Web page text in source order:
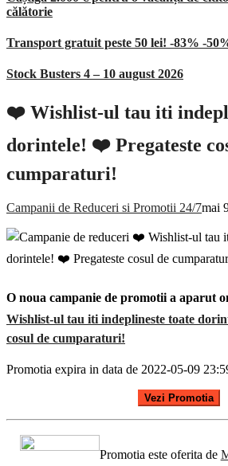
călătorie
Transport gratuit peste 50 lei! -83% -
Stock Busters 4 – 10 august 2026
❤️ Wishlist-ul tau iti
dorintele! ❤️ Pregateste
cumparaturi!
Campanii de Reduceri si Promotii 24/7mai
O noua campanie de promotii a aparut
Wishlist-ul tau iti indeplineste toate
cosul de cumparaturi!
Promotia expira in data de 2022-05-09
Vezi Promotia
Promotia este oferita de